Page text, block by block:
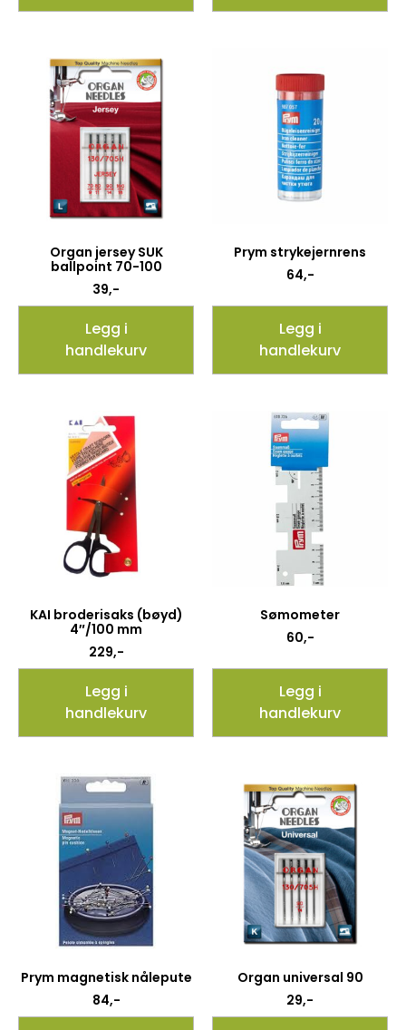
Organ jersey SUK
ballpoint 70-100
39,-
Legg i
handlekurv
Prym strykejernrens
64,-
Legg i
handlekurv
KAI broderisaks (bøyd)
4″/100 mm
229,-
Legg i
handlekurv
Sømometer
60,-
Legg i
handlekurv
Prym magnetisk nålepute
84,-
Organ universal 90
29,-